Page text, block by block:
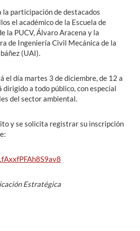
la participación de destacados
el académico de la Escuela de
la PUCV, Álvaro Aracena y la
de Ingeniería Civil Mecánica de la
(UAI).
el día martes 3 de diciembre, de 12 a
a todo público, con especial
del sector ambiental.
y se solicita registrar su inscripción
Estratégica